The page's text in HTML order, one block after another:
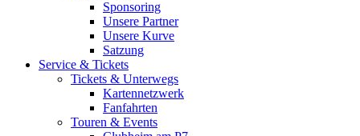
Sponsoring
Unsere Partner
Unsere Kurve
Satzung
Service & Tickets
Tickets & Unterwegs
Kartennetzwerk
Fanfahrten
Touren & Events